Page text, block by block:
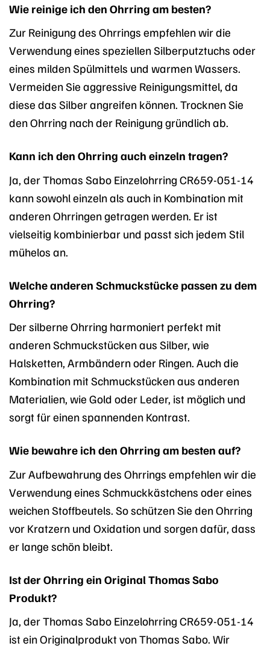
Wie reinige ich den Ohrring am besten?
Zur Reinigung des Ohrrings empfehlen wir die
Verwendung eines speziellen Silberputztuchs oder
eines milden Spülmittels und warmen Wassers.
Vermeiden Sie aggressive Reinigungsmittel, da
diese das Silber angreifen können. Trocknen Sie
den Ohrring nach der Reinigung gründlich ab.
Kann ich den Ohrring auch einzeln tragen?
Ja, der Thomas Sabo Einzelohrring CR659-051-14
kann sowohl einzeln als auch in Kombination mit
anderen Ohrringen getragen werden. Er ist
vielseitig kombinierbar und passt sich jedem Stil
mühelos an.
Welche anderen Schmuckstücke passen zu dem
Ohrring?
Der silberne Ohrring harmoniert perfekt mit
anderen Schmuckstücken aus Silber, wie
Halsketten, Armbändern oder Ringen. Auch die
Kombination mit Schmuckstücken aus anderen
Materialien, wie Gold oder Leder, ist möglich und
sorgt für einen spannenden Kontrast.
Wie bewahre ich den Ohrring am besten auf?
Zur Aufbewahrung des Ohrrings empfehlen wir die
Verwendung eines Schmuckkästchens oder eines
weichen Stoffbeutels. So schützen Sie den Ohrring
vor Kratzern und Oxidation und sorgen dafür, dass
er lange schön bleibt.
Ist der Ohrring ein Original Thomas Sabo
Produkt?
Ja, der Thomas Sabo Einzelohrring CR659-051-14
ist ein Originalprodukt von Thomas Sabo. Wir